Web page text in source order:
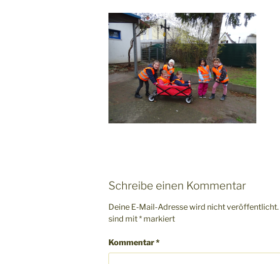
Schreibe einen Kommentar
Deine E-Mail-Adresse wird nicht veröffentlicht.
sind mit* markiert
Kommentar*